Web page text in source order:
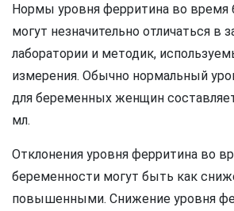
Нормы уровня ферритина во время
могут незначительно отличаться в
лаборатории и методик,
измерения. Обычно нормальный
для беременных женщин
мл.
Отклонения уровня ферритина во
беременности могут быть как
повышенными. Снижение уровня